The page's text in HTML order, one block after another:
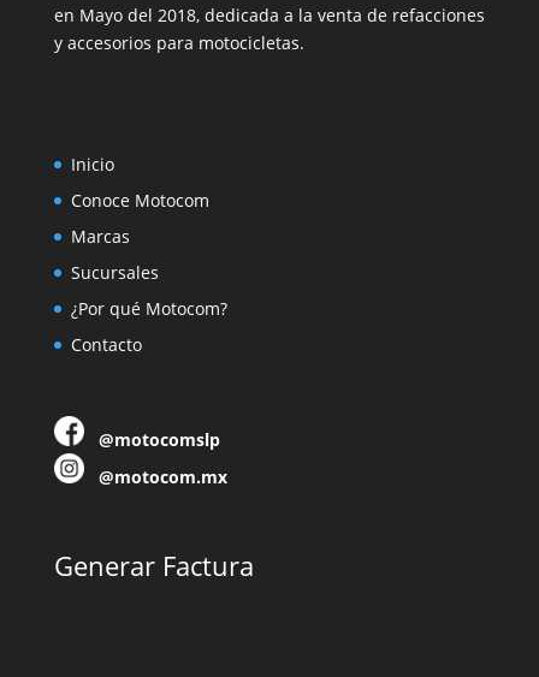
en Mayo del 2018, dedicada a la venta de refacciones
y accesorios para motocicletas.
Inicio
Conoce Motocom
Marcas
Sucursales
¿Por qué Motocom?
Contacto
@motocomslp
@motocom.mx
Generar Factura